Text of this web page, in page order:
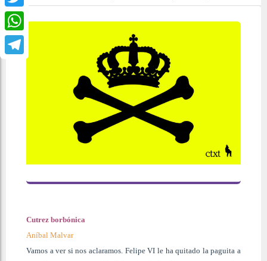
Twitter
WhatsApp
Cutrez borbónica
Aníbal Malvar
Vamos a ver si nos aclaramos. Felipe VI le ha quitado la paguita a